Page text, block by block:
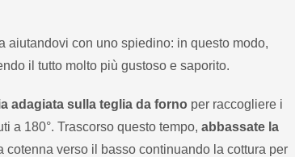
aiutandovi con uno spiedino: in questo modo,
il tutto molto più gustoso e saporito.
adagiata sulla teglia da forno per raccogliere i
a 180°. Trascorso questo tempo, abbassate la
cotenna verso il basso continuando la cottura per